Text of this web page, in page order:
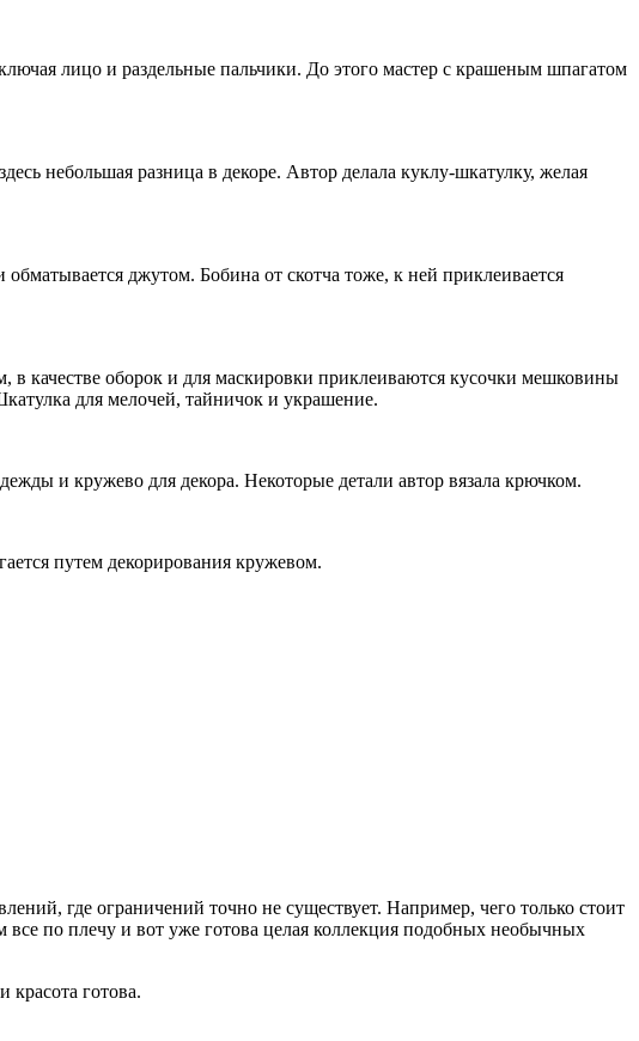
лицо и раздельные пальчики. До этого мастер с крашеным шпагатом
небольшая разница в декоре. Автор делала куклу-шкатулку, желая
джутом. Бобина от скотча тоже, к ней приклеивается
качестве оборок и для маскировки приклеиваются кусочки мешковины
для мелочей, тайничок и украшение.
и кружево для декора. Некоторые детали автор вязала крючком.
путем декорирования кружевом.
где ограничений точно не существует. Например, чего только стоит
по плечу и вот уже готова целая коллекция подобных необычных
красота готова.